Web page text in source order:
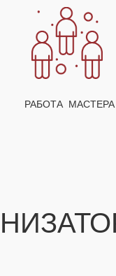
РАБОТА МАСТЕРА